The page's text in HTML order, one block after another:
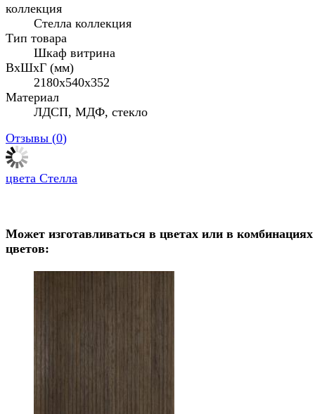
коллекция
Стелла коллекция
Тип товара
Шкаф витрина
ВхШхГ (мм)
2180х540х352
Материал
ЛДСП, МДФ, стекло
Отзывы (0)
цвета Стелла
Может изготавливаться в цветах или в комбинациях
цветов: